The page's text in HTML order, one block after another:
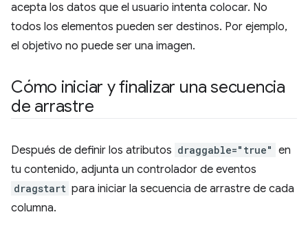
acepta los datos que el usuario intenta colocar. No
todos los elementos pueden ser destinos. Por ejemplo,
el objetivo no puede ser una imagen.
Cómo iniciar y finalizar una secuencia
de arrastre
Después de definir los atributos draggable="true" en
tu contenido, adjunta un controlador de eventos
dragstart para iniciar la secuencia de arrastre de cada
columna.